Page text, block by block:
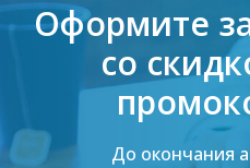
Оформите
со
До окончания